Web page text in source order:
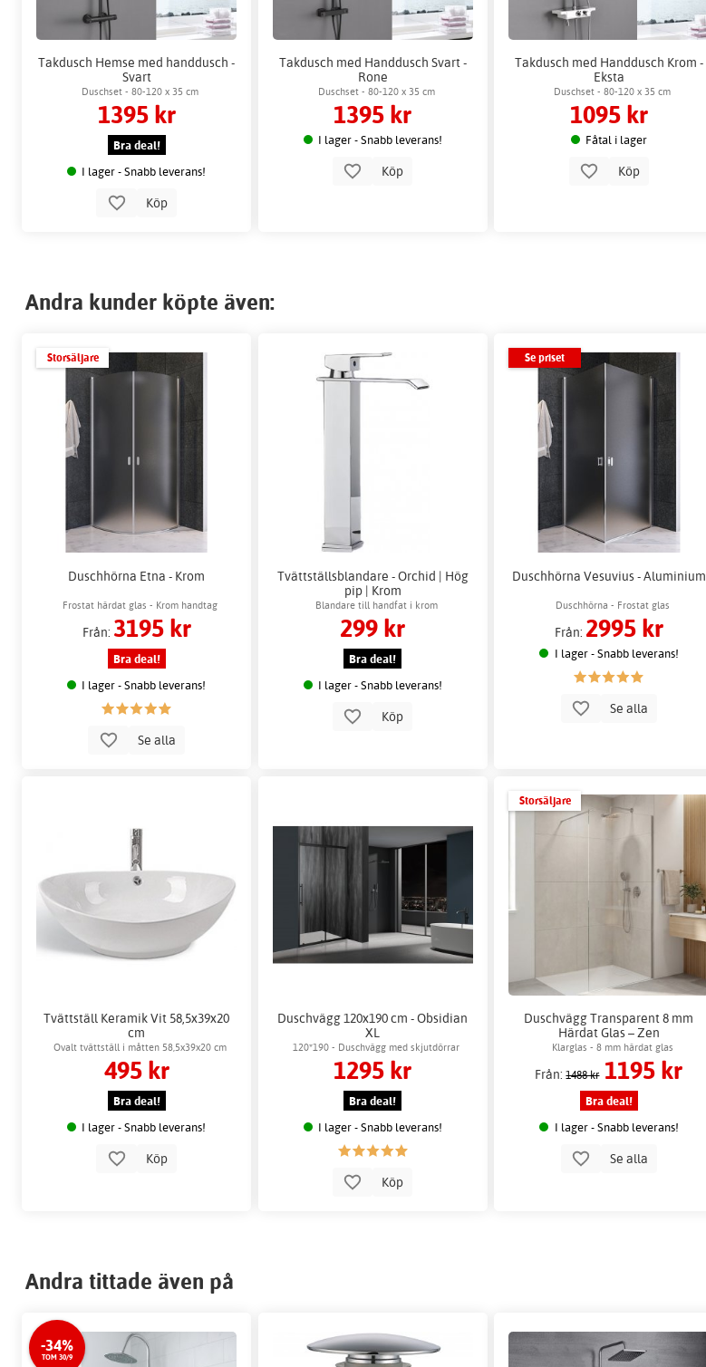
Takdusch Hemse med handdusch -
Svart
Duschset - 80-120 x 35 cm
1395 kr
Bra deal!
I lager - Snabb leverans!
Köp
Takdusch med Handdusch Svart -
Rone
Duschset - 80-120 x 35 cm
1395 kr
I lager - Snabb leverans!
Köp
Takdusch med Handdusch Krom -
Eksta
Duschset - 80-120 x 35 cm
1095 kr
Fåtal i lager
Köp
Andra kunder köpte även:
Storsäljare
Duschhörna Etna - Krom
Frostat härdat glas - Krom handtag
Från: 3195 kr
Bra deal!
I lager - Snabb leverans!
Se alla
Tvättställsblandare - Orchid | Hög
pip | Krom
Blandare till handfat i krom
299 kr
Bra deal!
I lager - Snabb leverans!
Köp
Se priset
Duschhörna Vesuvius - Aluminium
Duschhörna - Frostat glas
Från: 2995 kr
I lager - Snabb leverans!
Se alla
Tvättställ Keramik Vit 58,5x39x20
cm
Ovalt tvättställ i måtten 58,5x39x20 cm
495 kr
Bra deal!
I lager - Snabb leverans!
Köp
Duschvägg 120x190 cm - Obsidian
XL
120*190 - Duschvägg med skjutdörrar
1295 kr
Bra deal!
I lager - Snabb leverans!
Köp
Storsäljare
Duschvägg Transparent 8 mm
Härdat Glas – Zen
Klarglas - 8 mm härdat glas
Från:1488 kr 1195 kr
Bra deal!
I lager - Snabb leverans!
Se alla
Andra tittade även på
-34%
TOM 30/9